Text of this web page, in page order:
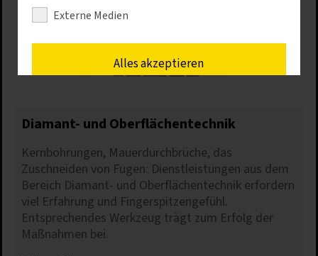
Diamant- und Oberflächentechnik
Kernbohrungen, Mauerdurchbrüche, das
Zuschneiden von Fugen: Dienstleistungen aus dem
Bereich Diamant- und Oberflächentechnik erfordern
viel Erfahrung und Fingerspitzengefühl.
Entsprechendes Werkzeug trägt zum Erfolg der
Maßnahmen bei.
Externe Medien
Alles akzeptieren
Details anzeigen
Impressum |Datenschutz